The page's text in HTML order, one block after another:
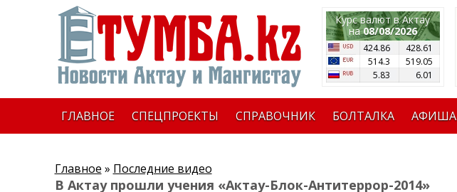
Курс валют в Актау
на08/08/2026
424.86
428.61
514.3
519.05
5.83
6.01
ГЛАВНОЕ СПЕЦПРОЕКТЫ СПРАВОЧНИК БОЛТАЛКА АФИША
Главное » Последние видео
В Актау прошли учения «Актау-Блок-Антитеррор-2014»